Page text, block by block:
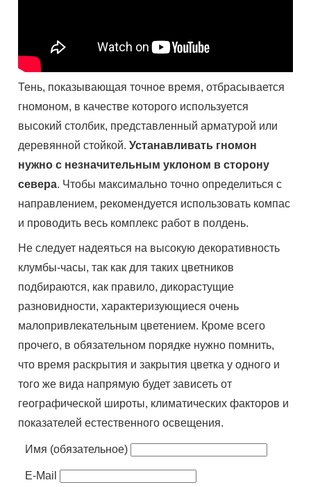
Тень, показывающая точное время, отбрасывается
гномоном, в качестве которого используется
высокий столбик, представленный арматурой или
деревянной стойкой.Устанавливать гномон
нужно с незначительным уклоном в сторону
севера. Чтобы максимально точно определиться с
направлением, рекомендуется использовать компас
и проводить весь комплекс работ в полдень.
Не следует надеяться на высокую декоративность
клумбы-часы, так как для таких цветников
подбираются, как правило, дикорастущие
разновидности, характеризующиеся очень
малопривлекательным цветением. Кроме всего
прочего, в обязательном порядке нужно помнить,
что время раскрытия и закрытия цветка у одного и
того же вида напрямую будет зависеть от
географической широты, климатических факторов и
показателей естественного освещения.
Имя (обязательное)
E-Mail